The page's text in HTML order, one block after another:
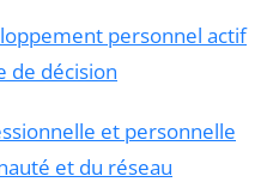
personnel actif
de décision
et personnelle
et du réseau